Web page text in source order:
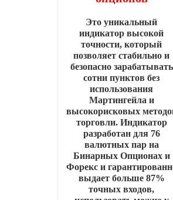
Это уникальный
индикатор высокой
точности, который
позволяет стабильно и
безопасно зарабатывать
сотни пунктов без
использования
Мартингейла и
высокорисковых
торговли. Индикатор
разработан для 76
валютных пар на
Бинарных Опционах и
Форекс и
выдает больше 87%
точных входов,